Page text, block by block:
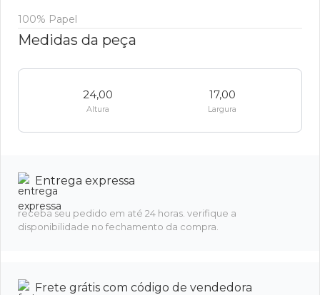
100% Papel
Medidas da peça
24,00
Altura
17,00
Largura
Entrega expressa
receba seu pedido em até 24 horas. verifique a
disponibilidade no fechamento da compra.
Frete grátis com código de vendedora